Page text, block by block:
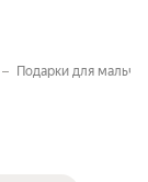
Подарки для